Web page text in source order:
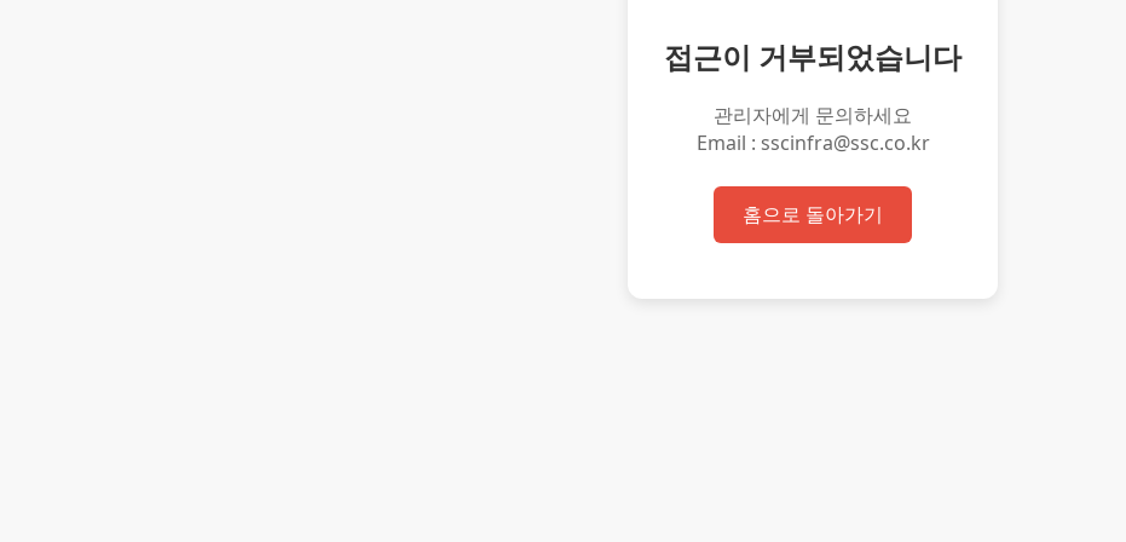
접근이 거부되었습니다
관리자에게 문의하세요
Email : sscinfra@ssc.co.kr
홈으로 돌아가기